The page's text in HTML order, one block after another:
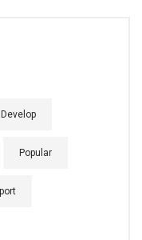
Develop
Popular